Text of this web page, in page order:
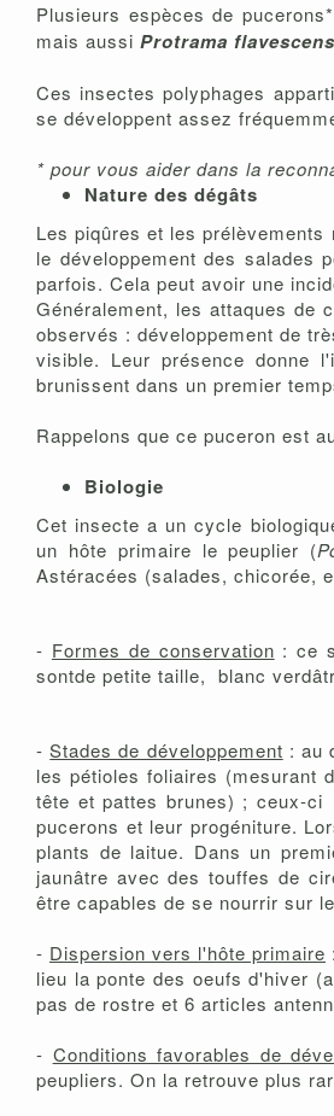
Plusieurs espèces de
mais aussi Protrama flavescens
Ces insectes polyphages
se développent assez
* pour vous aider dans la
Nature des dégâts
Les piqûres et les
le développement des salades
parfois. Cela peut avoir une
Généralement, les attaques de
observés : développement de
visible. Leur présence donne
brunissent dans un premier
Rappelons que ce puceron est
Biologie
Cet insecte a un cycle
un hôte primaire le peuplier (
Astéracées (salades, chicorée,
- Formes de conservation : ce
sontde petite taille, blanc
-Stades de développement : au
les pétioles foliaires (mesurant
tête et pattes brunes) ; ceux-
pucerons et leur progéniture.
plants de laitue. Dans un
jaunâtre avec des touffes de
être capables de se nourrir sur
- Dispersion vers l'hôte primaire
lieu la ponte des oeufs d'hiver
pas de rostre et 6 articles
- Conditions favorables de
peupliers. On la retrouve plus